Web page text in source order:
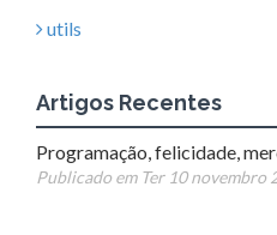
utils
Artigos Recentes
Programação, felicidade,
Publicado em Ter 10 novembro